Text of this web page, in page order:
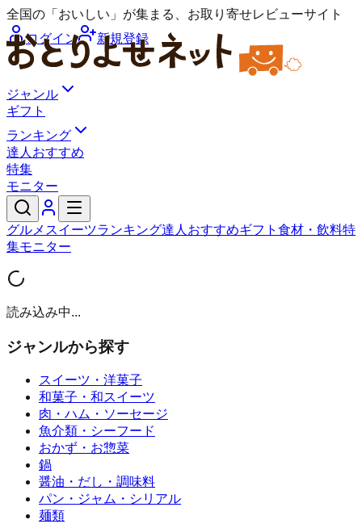
全国の「おいしい」が集まる、お取り寄せレビューサイト
ログイン
新規登録
ジャンル
ギフト
ランキング
達人おすすめ
特集
モニター
グルメ スイーツランキング達人おすすめギフト 食材・飲料特
集モニター
読み込み中...
ジャンルから探す
スイーツ・洋菓子
和菓子・和スイーツ
肉・ハム・ソーセージ
魚介類・シーフード
おかず・お惣菜
鍋
醤油・だし・調味料
パン・ジャム・シリアル
麺類